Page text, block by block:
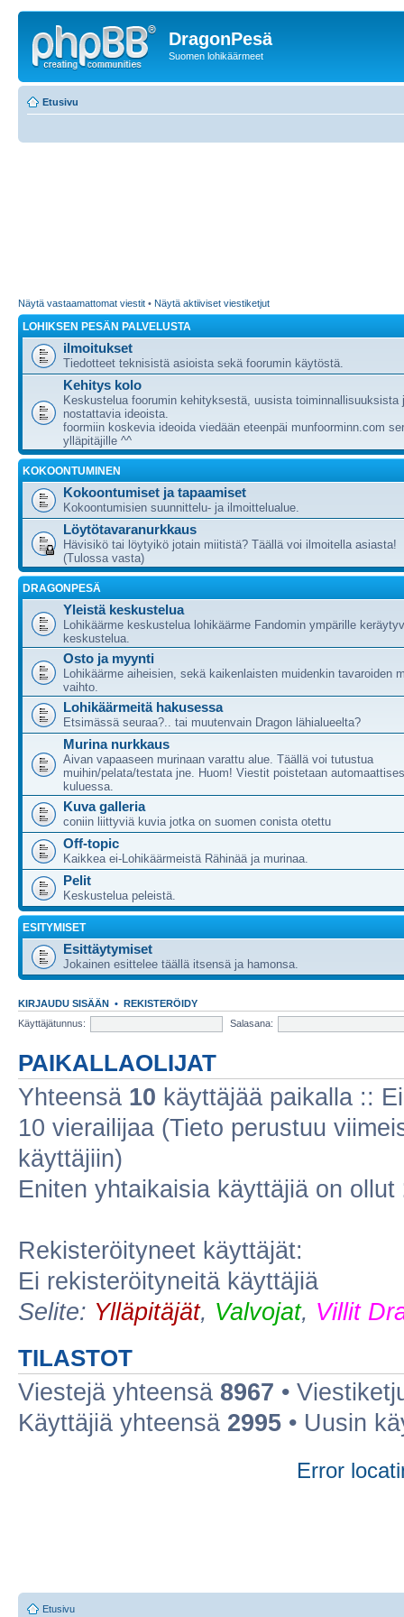
DragonPesä
Suomen lohikäärmeet
Etusivu
Näytä vastaamattomat viestit • Näytä aktiiviset viestiketjut
LOHIKSEN PESÄN PALVELUSTA
ilmoitukset
Tiedotteet teknisistä asioista sekä foorumin käytöstä.
Kehitys kolo
Keskustelua foorumin kehityksestä, uusista toiminnallisuuksista
nostattavia ideoista.
foormiin koskevia ideoida viedään eteenpäi munfoorminn.com
ylläpitäjille ^^
KOKOONTUMINEN
Kokoontumiset ja tapaamiset
Kokoontumisien suunnittelu- ja ilmoittelualue.
Löytötavaranurkkaus
Hävisikö tai löytyikö jotain miitistä? Täällä voi ilmoitella asiasta!
(Tulossa vasta)
DRAGONPESÄ
Yleistä keskustelua
Lohikäärme keskustelua lohikäärme Fandomin ympärille
keskustelua.
Osto ja myynti
Lohikäärme aiheisien, sekä kaikenlaisten muidenkin tavaroiden
vaihto.
Lohikäärmeitä hakusessa
Etsimässä seuraa?.. tai muutenvain Dragon lähialueelta?
Murina nurkkaus
Aivan vapaaseen murinaan varattu alue. Täällä voi tutustua
muihin/pelata/testata jne. Huom! Viestit poistetaan
kuluessa.
Kuva galleria
coniin liittyviä kuvia jotka on suomen conista otettu
Off-topic
Kaikkea ei-Lohikäärmeistä Rähinää ja murinaa.
Pelit
Keskustelua peleistä.
ESITYMISET
Esittäytymiset
Jokainen esittelee täällä itsensä ja hamonsa.
KIRJAUDU SISÄÄN • REKISTERÖIDY
Käyttäjätunnus:
Salasana:
PAIKALLAOLIJAT
Yhteensä 10 käyttäjää paikalla ::
10 vierailijaa (Tieto perustuu
käyttäjiin)
Eniten yhtaikaisia käyttäjiä on ollut
Rekisteröityneet käyttäjät:
Ei rekisteröityneitä käyttäjiä
Selite: Ylläpitäjät, Valvojat, Villit
TILASTOT
Viestejä yhteensä 8967 •
Käyttäjiä yhteensä 2995 • Uusin
Error
Etusivu